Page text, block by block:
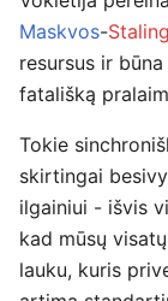
Maskvos-
resursus ir
fatališką
Tokie
skirtingai
ilgainiui - išvis
kad mūsų
lauku, kuris